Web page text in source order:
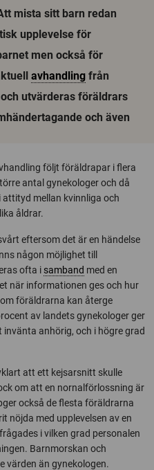
mista sitt barn redan
upplevelse för
men också för
avhandling från
utvärderas föräldrars
och även
följt föräldrapar i flera
antal gynekologer och då
mellan kvinnliga och
åldrar.
eftersom det är en händelse
någon möjlighet till
ofta i samband med en
när informationen ges och hur
föräldrarna kan återge
av landets gynekologer ger
anhörig, och i högre grad
att ett kejsarsnitt skulle
om att en nornalförlossning är
också de flesta föräldrarna
nöjda med upplevelsen av en
i vilken grad personalen
Barnmorskan och
värden än gynekologen.